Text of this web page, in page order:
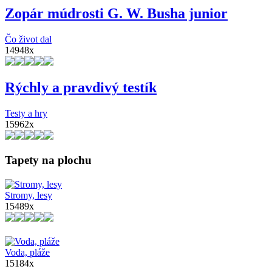
Zopár múdrosti G. W. Busha junior
Čo život dal
14948x
Rýchly a pravdivý testík
Testy a hry
15962x
Tapety na plochu
Stromy, lesy
15489x
Voda, pláže
15184x